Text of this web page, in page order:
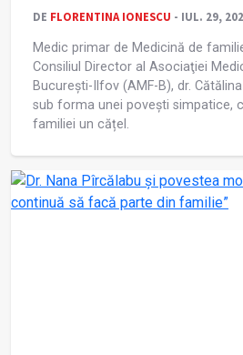
DE FLORENTINA IONESCU - IUL. 29,
Medic primar de Medicină de
Consiliul Director al Asociaţiei
București-Ilfov (AMF-B), dr.
sub forma unei povești simpatice,
familiei un cățel.